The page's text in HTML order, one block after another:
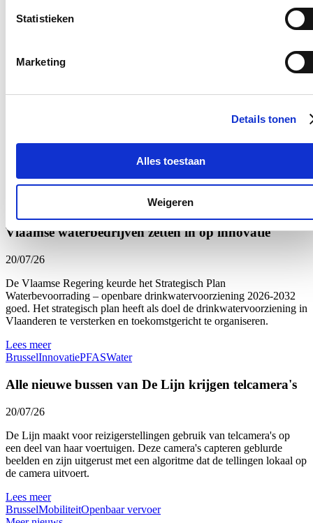
Statistieken
Marketing
Details tonen
Alles toestaan
Weigeren
Interesse in landbouw neemt toe: meer deelnemers
nemen zit in de lift. Dat blijkt uit recente cijfers die Vlaams
volksvertegenwoordiger Stijn De Roo (cd&v) opvroeg bij Vlaams
Vlaamse waterbedrijven zetten in op innovatie
20/07/26
De Vlaamse Regering keurde het Strategisch Plan
Waterbevoorrading – openbare drinkwatervoorziening 2026-2032
goed. Het strategisch plan heeft als doel de drinkwatervoorziening in
Vlaanderen te versterken en toekomstgericht te organiseren.
Lees meer
BrusselInnovatiePFASWater
Alle nieuwe bussen van De Lijn krijgen telcamera's
20/07/26
De Lijn maakt voor reizigerstellingen gebruik van telcamera's op
een deel van haar voertuigen. Deze camera's capteren geblurde
beelden en zijn uitgerust met een algoritme dat de tellingen lokaal op
de camera uitvoert.
Lees meer
BrusselMobiliteitOpenbaar vervoer